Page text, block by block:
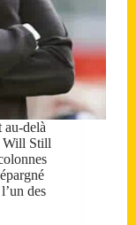
au-delà
Will Still
des